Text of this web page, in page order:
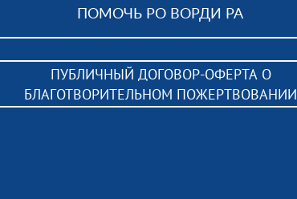
ПОМОЧЬ РО ВОРДИ РА
ПУБЛИЧНЫЙ ДОГОВОР-ОФЕРТА О
БЛАГОТВОРИТЕЛЬНОМ ПОЖЕРТВОВАНИИ